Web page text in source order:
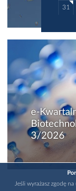
31
e-
3/2026
Jeśli wyrażasz zgodę